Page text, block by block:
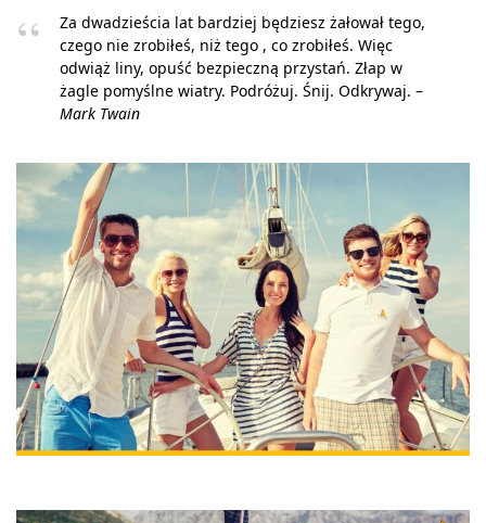
Za dwadzieścia lat bardziej będziesz żałował tego,
czego nie zrobiłeś, niż tego , co zrobiłeś. Więc
odwiąż liny, opuść bezpieczną przystań. Złap w
żagle pomyślne wiatry. Podróżuj. Śnij. Odkrywaj. –
Mark Twain